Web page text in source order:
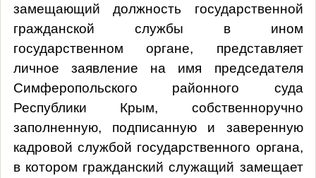
замещающий должность государственной
гражданской службы в ином
государственном органе, представляет
личное заявление на имя председателя
Симферопольского районного суда
Республики Крым, собственноручно
заполненную, подписанную и заверенную
кадровой службой государственного органа,
в котором гражданский служащий замещает